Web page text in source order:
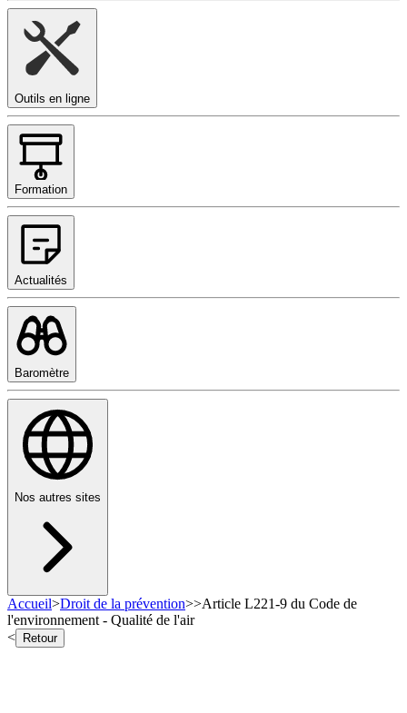
Outils en ligne
Formation
Actualités
Baromètre
Nos autres sites
Accueil>Droit de la prévention>>Article L221-9 du Code de
l'environnement - Qualité de l'air
<
Retour